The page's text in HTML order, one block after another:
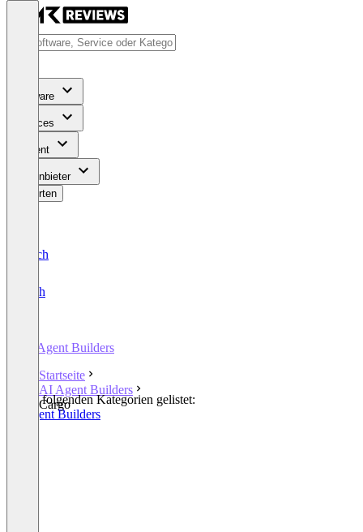
Software
Services
Content
Für Anbieter
Bewerten
Deutsch
English
AI Agent Builders
Startseite
AI Agent Builders
Cargo
In den folgenden Kategorien gelistet:
AI Agent Builders